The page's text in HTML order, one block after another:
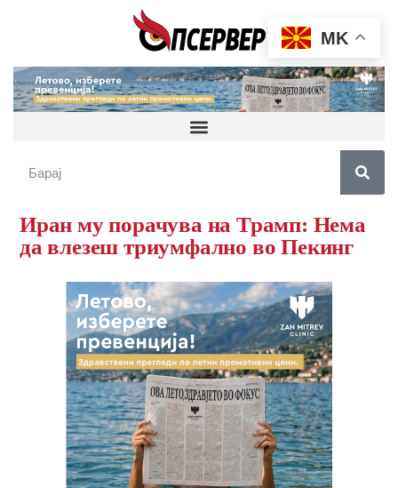
Иран му порачува на Трамп: Нема
да влезеш триумфално во Пекинг
MK